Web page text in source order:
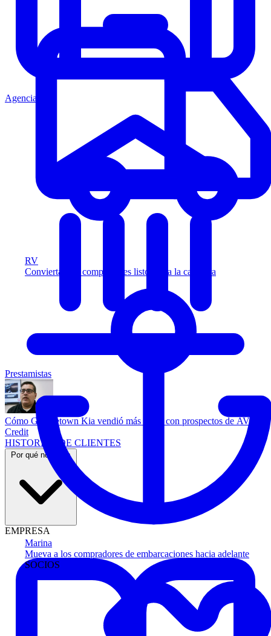
RV
Convierta más compradores listos para la carretera
Marina
Mueva a los compradores de embarcaciones hacia adelante
SOCIOS
Agencia
Prestamistas
Cómo Georgetown Kia vendió más autos con prospectos de AVA
Credit
HISTORIAS DE CLIENTES
Por qué nosotros
EMPRESA